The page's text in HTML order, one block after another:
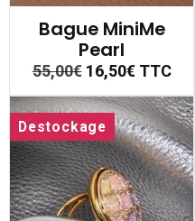
Bague MiniMe
Pearl
55,00€ 16,50€TTC
Destockage